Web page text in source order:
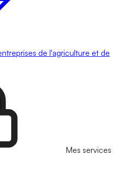
de l'agriculture et de
Mes services